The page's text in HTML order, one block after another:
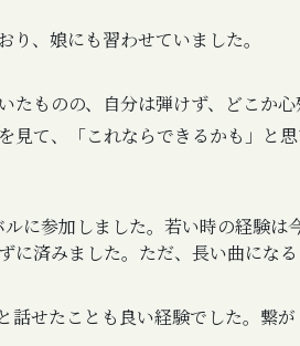
、娘にも習わせていました。
たものの、自分は弾けず、どこか心
見て、「これならできるかも」と
に参加しました。若い時の経験
に済みました。ただ、長い曲にな
話せたことも良い経験でした。繋